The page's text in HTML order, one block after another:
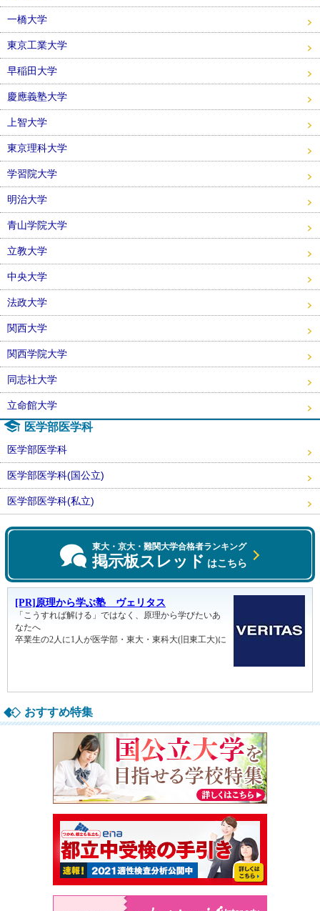
一橋大学
東京工業大学
早稲田大学
慶應義塾大学
上智大学
東京理科大学
学習院大学
明治大学
青山学院大学
立教大学
中央大学
法政大学
関西大学
関西学院大学
同志社大学
立命館大学
医学部医学科
医学部医学科
医学部医学科(国公立)
医学部医学科(私立)
東大・京大・難関大学合格者ランキング
掲示板スレッド はこちら
おすすめ特集